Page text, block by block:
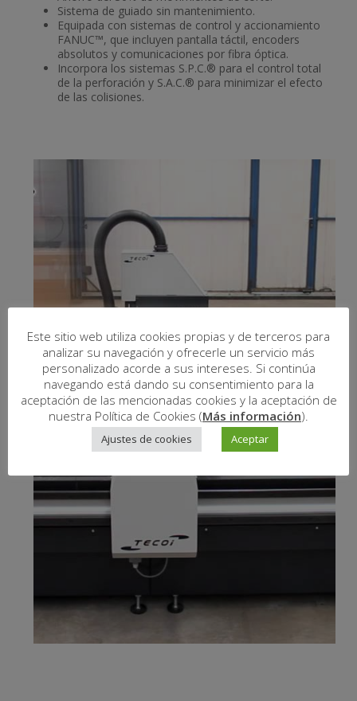
Sistema de guiado sin mantenimiento.
Equipada con sistemas de control y accionamiento
FANUC™, que incluyen pantalla táctil, encoders
absolutos y comunicaciones por fibra óptica.
Incorpora los sistemas S.P.C.® para el control total
de la perforación y S.A.C.® para minimizar el efecto
de las colisiones.
Este sitio web utiliza cookies propias y de terceros para
analizar su navegación y ofrecerle un servicio más
personalizado acorde a sus intereses. Si continúa
navegando está dando su consentimiento para la
aceptación de las mencionadas cookies y la aceptación de
nuestra Política de Cookies (Más información).
Ajustes de cookies Aceptar